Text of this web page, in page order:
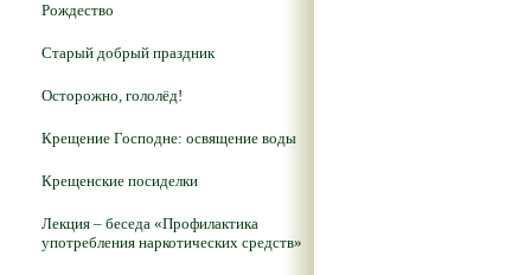
Рождество
Старый добрый праздник
Осторожно, гололёд!
Крещение Господне: освящение воды
Крещенские посиделки
Лекция – беседа «Профилактика
употребления наркотических средств»